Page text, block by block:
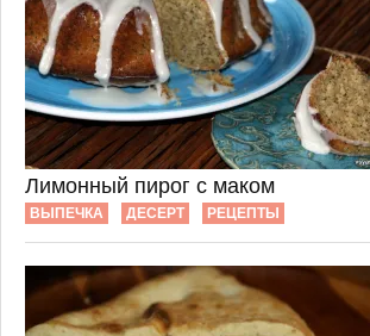
Лимонный пирог с маком
ВЫПЕЧКА ДЕСЕРТ РЕЦЕПТЫ